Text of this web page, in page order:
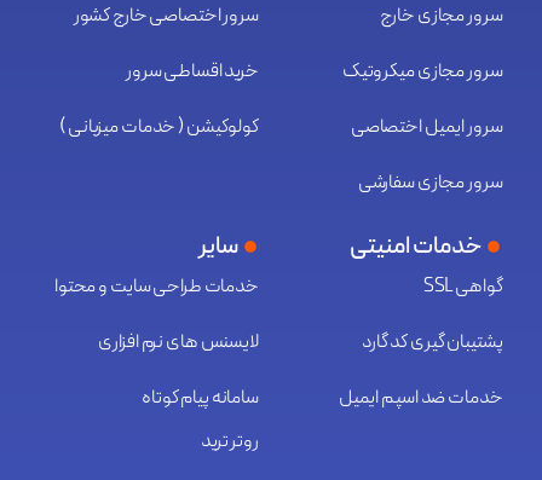
سرور مجازی خارج
سرور مجازی میکروتیک
سرور ایمیل اختصاصی
سرور مجازی سفارشی
سرور اختصاصی خارج کشور
خرید اقساطی سرور
کولوکیشن ( خدمات میزبانی )
خدمات امنیتی
گواهی SSL
پشتیبان گیری کد گارد
خدمات ضد اسپم ایمیل
سایر
خدمات طراحی سایت و محتوا
لایسنس های نرم افزاری
سامانه پیام کوتاه
روتر ترید